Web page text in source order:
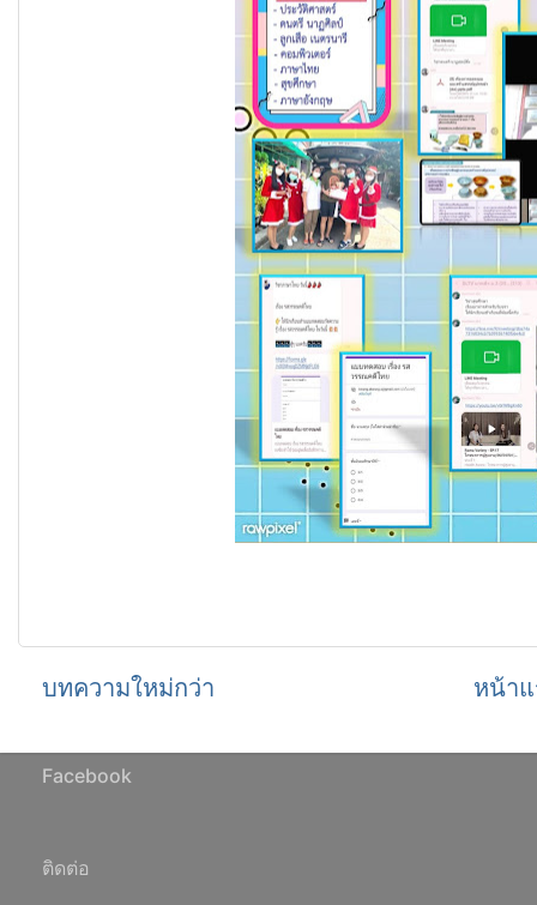
บทความใหม่กว่า หน้า
Facebook
ติดต่อ